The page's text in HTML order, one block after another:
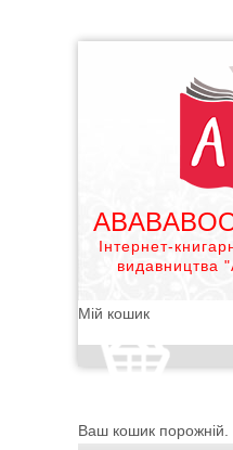
Інтернет-
видавництва
Мій кошик
Ваш кошик порожній.